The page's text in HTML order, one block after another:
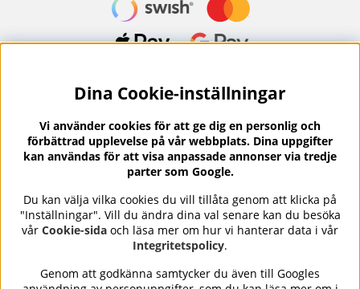
Nyhetsbrev?
I vårt nyhetsbrev får du ta del av nyheter och
erbjudanden.
Se våra omdömen på⭐ Trustpilot
Dina Cookie-inställningar
Vi använder cookies för att ge dig en personlig och
förbättrad upplevelse på vår webbplats. Dina uppgifter
kan användas för att visa anpassade annonser via tredje
parter som Google.
Du kan välja vilka cookies du vill tillåta genom att klicka på
"Inställningar". Vill du ändra dina val senare kan du besöka
vår Cookie-sida och läsa mer om hur vi hanterar data i vår
Integritetspolicy.
Genom att godkänna samtycker du även till Googles